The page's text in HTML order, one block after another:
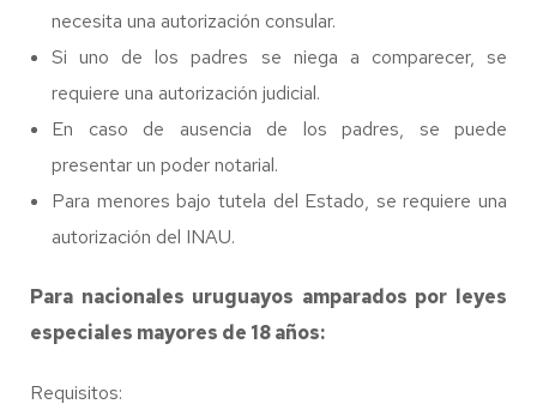
necesita una autorización consular.
Si uno de los padres se niega a comparecer, se
requiere una autorización judicial.
En caso de ausencia de los padres, se puede
presentar un poder notarial.
Para menores bajo tutela del Estado, se requiere una
autorización del INAU.
Para nacionales uruguayos amparados por leyes
especiales mayores de 18 años:
Requisitos: